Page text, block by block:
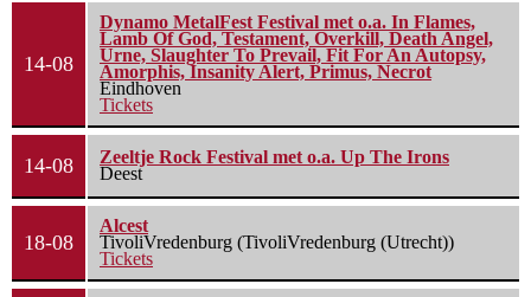
14-08
Dynamo MetalFest Festival met o.a. In Flames,
Lamb Of God, Testament, Overkill, Death Angel,
Urne, Slaughter To Prevail, Fit For An Autopsy,
Amorphis, Insanity Alert, Primus, Necrot
Eindhoven
Tickets
14-08
Zeeltje Rock Festival met o.a. Up The Irons
Deest
18-08
Alcest
TivoliVredenburg (TivoliVredenburg (Utrecht))
Tickets